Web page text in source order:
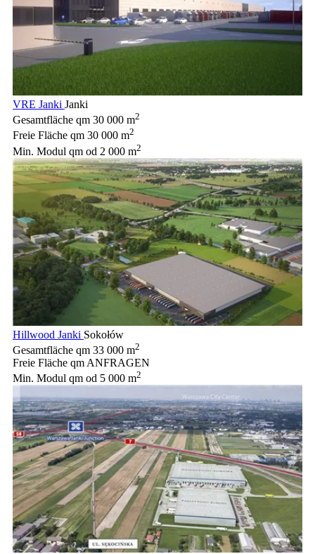
VRE Janki Janki
Gesamtfläche qm 30 000 m2
Freie Fläche qm 30 000 m2
Min. Modul qm od 2 000 m2
Hillwood Janki Sokołów
Gesamtfläche qm 33 000 m2
Freie Fläche qm ANFRAGEN
Min. Modul qm od 5 000 m2